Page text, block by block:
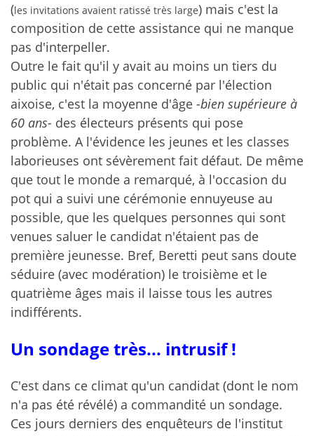
(les invitations avaient ratissé très large) mais c'est la
composition de cette assistance qui ne manque
pas d'interpeller.
Outre le fait qu'il y avait au moins un tiers du
public qui n'était pas concerné par l'élection
aixoise, c'est la moyenne d'âge -bien supérieure à
60 ans- des électeurs présents qui pose
problème. A l'évidence les jeunes et les classes
laborieuses ont sévèrement fait défaut. De même
que tout le monde a remarqué, à l'occasion du
pot qui a suivi une cérémonie ennuyeuse au
possible, que les quelques personnes qui sont
venues saluer le candidat n'étaient pas de
première jeunesse. Bref, Beretti peut sans doute
séduire (avec modération) le troisième et le
quatrième âges mais il laisse tous les autres
indifférents.
Un sondage très... intrusif !
C'est dans ce climat qu'un candidat (dont le nom
n'a pas été révélé) a commandité un sondage.
Ces jours derniers des enquêteurs de l'institut